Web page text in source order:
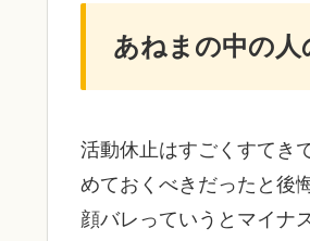
あねまの中の
活動休止はすごくすてき
めておくべきだったと後
顔バレっていうとマイナ